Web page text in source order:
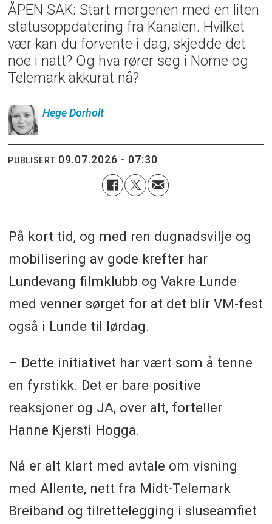
ÅPEN SAK: Start morgenen med en liten
statusoppdatering fra Kanalen. Hvilket
vær kan du forvente i dag, skjedde det
noe i natt? Og hva rører seg i Nome og
Telemark akkurat nå?
Hege Dorholt
PUBLISERT 09.07.2026 - 07:30
På kort tid, og med ren dugnadsvilje og
mobilisering av gode krefter har
Lundevang filmklubb og Vakre Lunde
med venner sørget for at det blir VM-fest
også i Lunde til lørdag.
– Dette initiativet har vært som å tenne
en fyrstikk. Det er bare positive
reaksjoner og JA, over alt, forteller
Hanne Kjersti Hogga.
Nå er alt klart med avtale om visning
med Allente, nett fra Midt-Telemark
Breiband og tilrettelegging i sluseamfiet